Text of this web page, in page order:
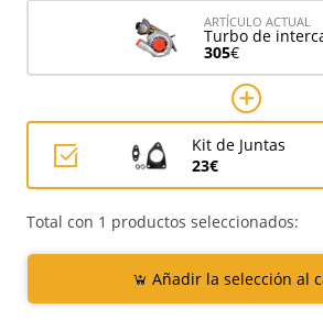
ARTÍCULO ACTUAL
Turbo de
305€
Kit de Juntas
23€
Total con 1 productos seleccionados:
Añadir la selección al